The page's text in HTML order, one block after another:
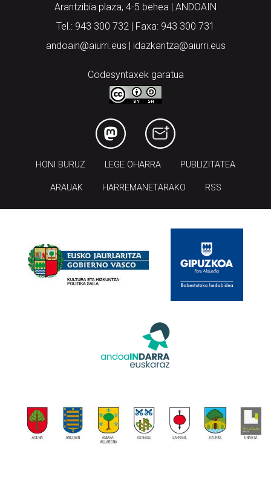
Arantzibia plaza, 4-5 behea | ANDOAIN
Tel.: 943 300 732 | Faxa: 943 300 731
andoain@aiurri.eus | idazkaritza@aiurri.eus
Codesyntaxek garatua
HONI BURUZ LEGE OHARRA PUBLIZITATEA
ARAUAK HARREMANETARAKO RSS